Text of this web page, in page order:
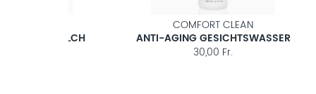
COMFORT CLEAN
ANTI-AGING GESICHTSWASSER